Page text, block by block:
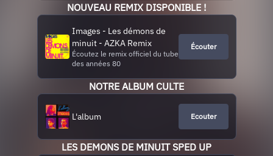
NOUVEAU REMIX DISPONIBLE !
Images - Les démons de
minuit - AZKA Remix
Écoutez le remix officiel du tube
des années 80
Écouter
NOTRE ALBUM CULTE
L'album Ecouter
LES DEMONS DE MINUIT SPED UP